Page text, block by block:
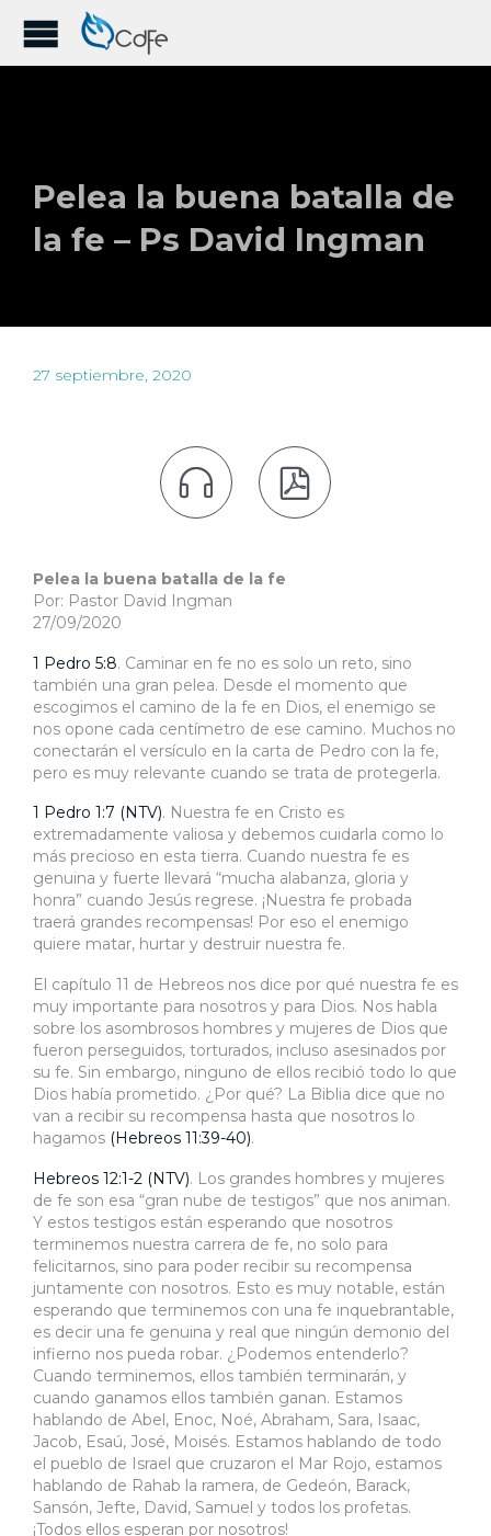
Pelea la buena batalla de
la fe – Ps David Ingman
27 septiembre, 2020
 
Pelea la buena batalla de la fe
Por: Pastor David Ingman
27/09/2020
1 Pedro 5:8. Caminar en fe no es solo un reto, sino
también una gran pelea. Desde el momento que
escogimos el camino de la fe en Dios, el enemigo se
nos opone cada centímetro de ese camino. Muchos no
conectarán el versículo en la carta de Pedro con la fe,
pero es muy relevante cuando se trata de protegerla.
1 Pedro 1:7 (NTV). Nuestra fe en Cristo es
extremadamente valiosa y debemos cuidarla como lo
más precioso en esta tierra. Cuando nuestra fe es
genuina y fuerte llevará “mucha alabanza, gloria y
honra” cuando Jesús regrese. ¡Nuestra fe probada
traerá grandes recompensas! Por eso el enemigo
quiere matar, hurtar y destruir nuestra fe.
El capítulo 11 de Hebreos nos dice por qué nuestra fe es
muy importante para nosotros y para Dios. Nos habla
sobre los asombrosos hombres y mujeres de Dios que
fueron perseguidos, torturados, incluso asesinados por
su fe. Sin embargo, ninguno de ellos recibió todo lo que
Dios había prometido. ¿Por qué? La Biblia dice que no
van a recibir su recompensa hasta que nosotros lo
hagamos (Hebreos 11:39-40).
Hebreos 12:1-2 (NTV). Los grandes hombres y mujeres
de fe son esa “gran nube de testigos” que nos animan.
Y estos testigos están esperando que nosotros
terminemos nuestra carrera de fe, no solo para
felicitarnos, sino para poder recibir su recompensa
juntamente con nosotros. Esto es muy notable, están
esperando que terminemos con una fe inquebrantable,
es decir una fe genuina y real que ningún demonio del
infierno nos pueda robar. ¿Podemos entenderlo?
Cuando terminemos, ellos también terminarán, y
cuando ganamos ellos también ganan. Estamos
hablando de Abel, Enoc, Noé, Abraham, Sara, Isaac,
Jacob, Esaú, José, Moisés. Estamos hablando de todo
el pueblo de Israel que cruzaron el Mar Rojo, estamos
hablando de Rahab la ramera, de Gedeón, Barack,
Sansón, Jefte, David, Samuel y todos los profetas.
¡Todos ellos esperan por nosotros!